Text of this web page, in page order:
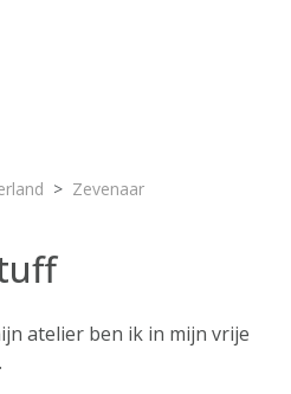
Zevenaar
atelier ben ik in mijn vrije